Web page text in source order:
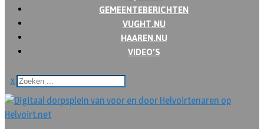
GEMEENTEBERICHTEN
VUGHT.NU
HAAREN.NU
VIDEO’S
x